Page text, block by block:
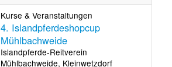
Kurse & Veranstaltungen
4. Islandpferdeshopcup
Mühlbachweide
Islandpferde-Reitverein
Mühlbachweide, Kleinwetzdorf